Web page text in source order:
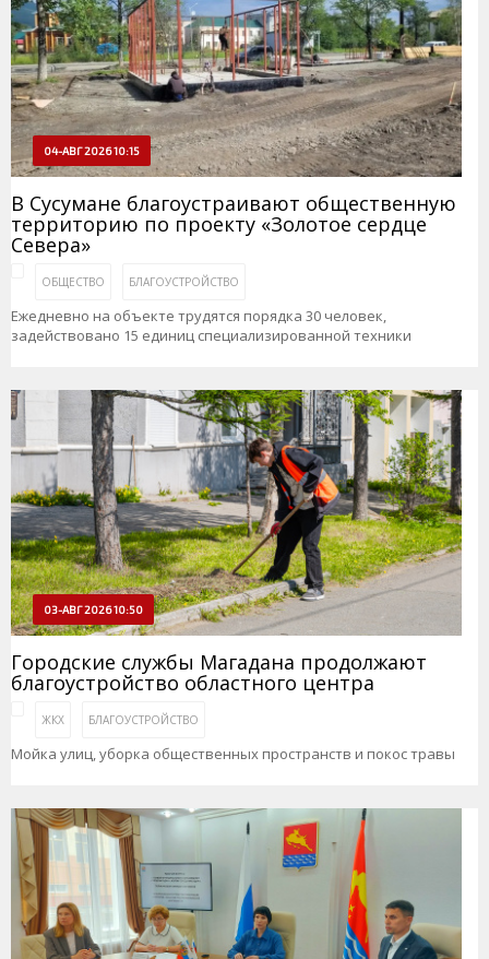
04-АВГ 2026 10:15
В Сусумане благоустраивают общественную
территорию по проекту «Золотое сердце
Севера»
ОБЩЕСТВО БЛАГОУСТРОЙСТВО
Ежедневно на объекте трудятся порядка 30 человек,
задействовано 15 единиц специализированной техники
03-АВГ 2026 10:50
Городские службы Магадана продолжают
благоустройство областного центра
ЖКХ БЛАГОУСТРОЙСТВО
Мойка улиц, уборка общественных пространств и покос травы